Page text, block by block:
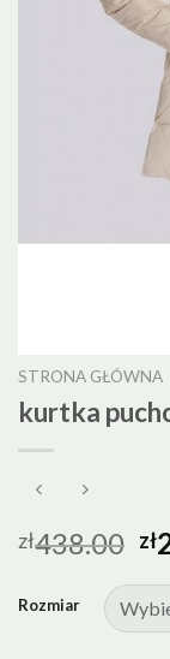
STRONA GŁÓWNA
kurtka
zł438.00 zł
Rozmiar